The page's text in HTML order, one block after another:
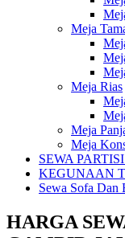
Meja
Meja Rias
Meja
Meja
SEWA
KEGUNAAN
Sewa Sofa Dan
HARGA